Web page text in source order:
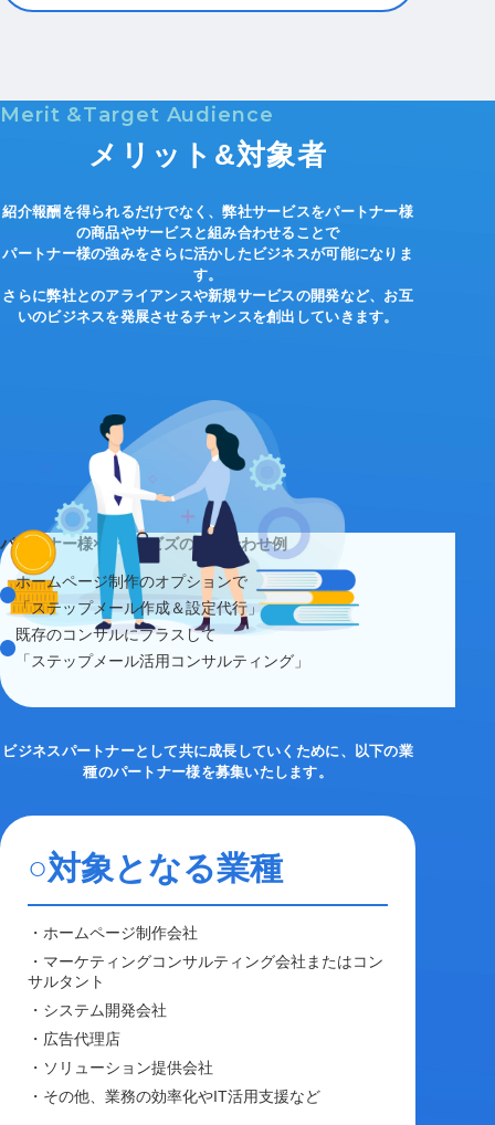
Merit &Target Audience
メリット&対象者
紹介報酬を得られるだけでなく、弊社サービスをパートナー様
の商品やサービスと組み合わせることで
パートナー様の強みをさらに活かしたビジネスが可能になりま
す。
さらに弊社とのアライアンスや新規サービスの開発など、お互
いのビジネスを発展させるチャンスを創出していきます。
パートナー様×オートビズの組み合わせ例
ホームページ制作のオプションで
「ステップメール作成＆設定代行」
既存のコンサルにプラスして
「ステップメール活用コンサルティング」
ビジネスパートナーとして共に成長していくために、以下の業
種のパートナー様を募集いたします。
○対象となる業種
・ホームページ制作会社
・マーケティングコンサルティング会社またはコン
サルタント
・システム開発会社
・広告代理店
・ソリューション提供会社
・その他、業務の効率化やIT活用支援など